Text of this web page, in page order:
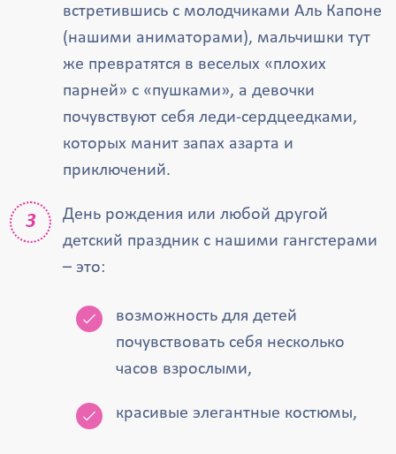
встретившись с молодчиками Аль Капоне
(нашими аниматорами), мальчишки тут
же превратятся в веселых «плохих
парней» с «пушками», а девочки
почувствуют себя леди-сердцеедками,
которых манит запах азарта и
приключений.
День рождения или любой другой
детский праздник с нашими гангстерами
– это:
возможность для детей
почувствовать себя несколько
часов взрослыми,
красивые элегантные костюмы,